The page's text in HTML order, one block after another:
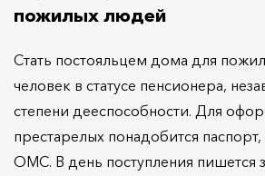
пожилых людей
Стать постояльцем дома для
человек в статусе пенсионера,
степени дееспособности. Для
престарелых понадобится
ОМС. В день поступления пишется